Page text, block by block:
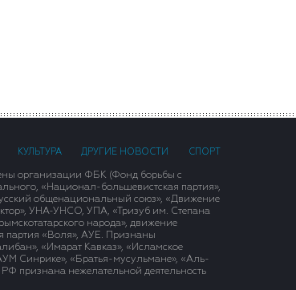
КУЛЬТУРА ДРУГИЕ НОВОСТИ СПОРТ
организации ФБК (Фонд борьбы с
«Национал-большевистская партия»,
общенациональный союз», «Движение
УНА-УНСО, УПА, «Тризуб им. Степана
народа», движение
партия «Воля», АУЕ. Признаны
«Имарат Кавказ», «Исламское
Синрике», «Братья-мусульмане», «Аль-
признана нежелательной деятельность